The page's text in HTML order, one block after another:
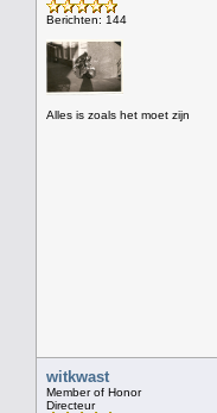
Berichten: 144
Alles is zoals het moet zijn
witkwast
Member of Honor
Directeur